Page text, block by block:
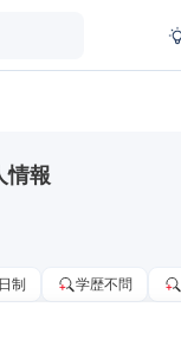
情報
制 学歴不問